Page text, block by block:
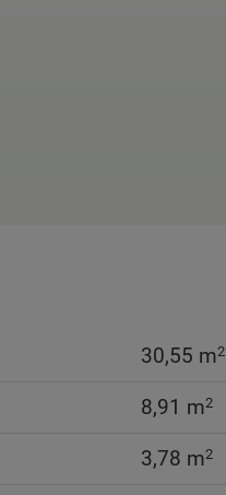
30,55 m2
8,91 m2
3,78 m2